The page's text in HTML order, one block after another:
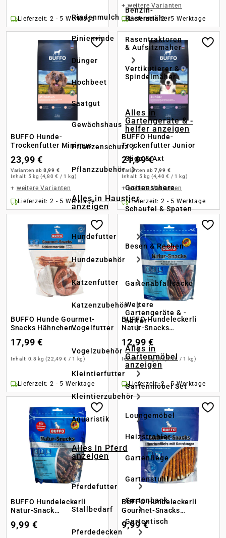
Rindenmulch
Pinienrinde
Dünger
Hochbeet
Saatgut
Gewächshaus
Pflanzenschutz
Pflanzzubehör
Alles in Haustier
anzeigen
Hundefutter
Hundezubehör
Katzenfutter
Katzenzubehör
Vogelfutter
Vogelzubehör
Kleintierfutter
Kleintierzubehör
Aquaristik
Alles in Pferd
anzeigen
Pferdefutter
Stallbedarf
Pferdedecken
Benzin-
Rasenmäher
Rasentraktoren
& Aufsitzmäher
Vertikutierer &
Spindelmäher
Alles in
Gartengeräte & -
helfer anzeigen
Säge & Axt
Gartenschere
Schaufel & Spaten
Besen & Rechen
Gartenabfallsäcke
Weitere
Gartengeräte & -
helfer
Alles in
Gartenmöbel
anzeigen
Gartenmöbel Set
Loungemöbel
Heizstrahler
Gartenliege
Gartenstuhl
Gartenbank
Gartentisch
Lieferzeit: 2 - 5 Werktage
+ weitere Varianten
Lieferzeit: 2 - 5 Werktage
BUFFO Hunde-
Trockenfutter Minimus
23,99 €
Varianten ab 8,99 €
Inhalt: 5 kg(4,80 € / 1 kg)
+ weitere Varianten
Lieferzeit: 2 - 5 Werktage
BUFFO Hunde-
Trockenfutter Junior
21,99 €
Varianten ab 7,99 €
Inhalt: 5 kg(4,40 € / 1 kg)
+weitere Varianten
Lieferzeit: 2 - 5 Werktage
BUFFO Hunde Gourmet-
Snacks Hähnchen
17,99 €
Inhalt: 0.8 kg(22,49 € / 1 kg)
Lieferzeit: 2 - 5 Werktage
BUFFO Hundeleckerli
Natur-Snacks
12,99 €
Inhalt:0.2 kg(64,95 € / 1 kg)
Lieferzeit: 2 - 5 Werktage
BUFFO Hundeleckerli
Natur-Snack
9,99 €
BUFFO Hundeleckerli
Gourmet-Snacks
Hähnchenfilets mit
Kaustangen
9,99 €